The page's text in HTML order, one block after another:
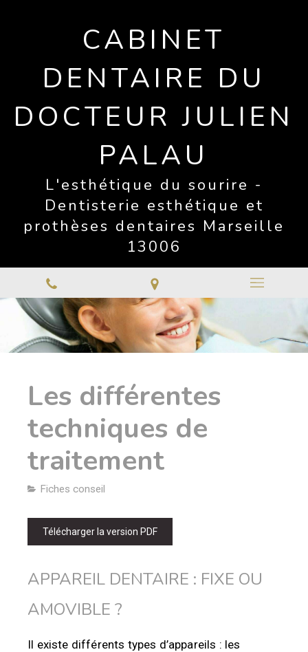
CABINET
DENTAIRE DU
DOCTEUR JULIEN
PALAU
L'esthétique du sourire -
Dentisterie esthétique et
prothèses dentaires Marseille
13006
Les différentes
techniques de
traitement
Fiches conseil
Télécharger la version PDF
APPAREIL DENTAIRE : FIXE OU
AMOVIBLE ?
Il existe différents types d’appareils : les